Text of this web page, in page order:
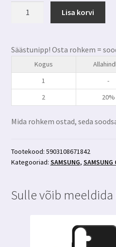
kaitseklaas
Hardglass
Max
Privacy+aplikaator
Lisa korvi
Säästunipp! Osta rohkem =
Kogus
1
-
2
20%
Mida rohkem ostad, seda
Tootekood: 5903108671842
Kategooriad: SAMSUNG, SAMSUNG
Sulle võib